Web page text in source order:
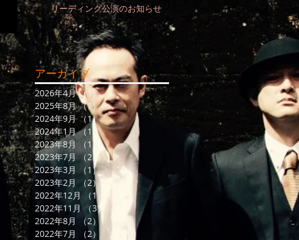
リーディング公演のお知らせ
アーカイブ
2026年4月 （1）1件の記事
2025年8月 （1）1件の記事
2024年9月 （1）1件の記事
2024年1月 （1）1件の記事
2023年8月 （1） 1件の記事
2023年7月 （2）2件の記事
2023年3月
（1）1件の記事
2023年2月 （2）
2件の記事
2022年12月
（1）
1件の記事
2022年11月 （3）
3件の記事
2022年8月
（2）2件の記事
2022年7月
（2）
2件の記事